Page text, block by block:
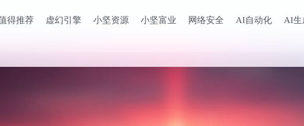
得推荐 虚幻引擎 小坚资源 小坚富业 网络安全 AI自动化 AI生